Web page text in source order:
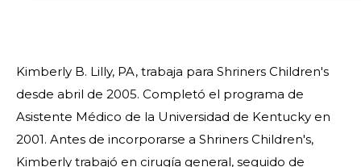
Kimberly B. Lilly, PA, trabaja para Shriners Children's
desde abril de 2005. Completó el programa de
Asistente Médico de la Universidad de Kentucky en
2001. Antes de incorporarse a Shriners Children's,
Kimberly trabajó en cirugía general, seguido de